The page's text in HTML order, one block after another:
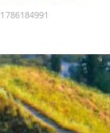
1786184991